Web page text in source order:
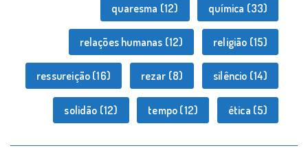
quaresma (12) química (33)
relações humanas (12) religião (15)
ressureição (16) rezar (8) silêncio (14)
solidão (12) tempo (12) ética (5)